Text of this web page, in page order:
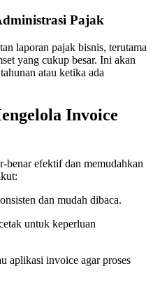
Pajak
laporan pajak bisnis, terutama
yang cukup besar. Ini akan
atau ketika ada
Invoice
benar efektif dan memudahkan
dan mudah dibaca.
untuk keperluan
aplikasi invoice agar proses